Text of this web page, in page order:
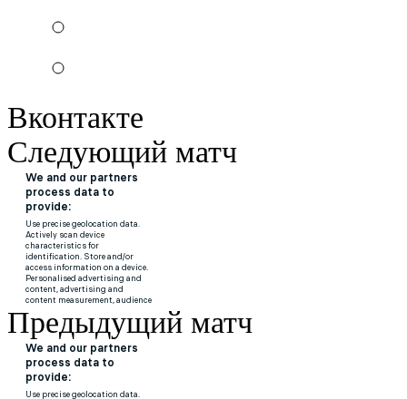
Вконтакте
Следующий матч
Предыдущий матч